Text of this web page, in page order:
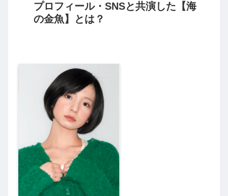
プロフィール・SNSと共演した【海
の金魚】とは？